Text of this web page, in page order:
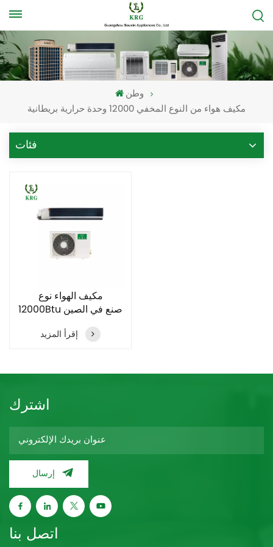
وطن
مكيف هواء من النوع المخفي 12000 وحدة حرارية بريطانية
فئات
مكيف الهواء نوع
12000Btu صنع في الصين
إقرأ المزيد
اشترك
إرسال
اتصل بنا